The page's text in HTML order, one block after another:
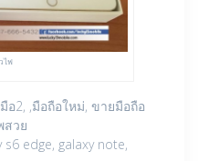
ไฟ
อ2, ,มือถือใหม่, ขายมือถือ
สวย
s6 edge, galaxy note,